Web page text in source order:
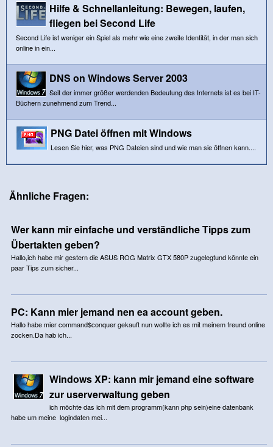
Hilfe & Schnellanleitung: Bewegen, laufen,
fliegen bei Second Life
Second Life ist weniger ein Spiel als mehr wie eine zweite Identität, in der man sich
online in ein...
DNS on Windows Server 2003
Seit der immer größer werdenden Bedeutung des Internets ist es bei IT-
Büchern zunehmend zum Trend...
PNG Datei öffnen mit Windows
Lesen Sie hier, was PNG Dateien sind und wie man sie öffnen kann....
Ähnliche Fragen:
Wer kann mir einfache und verständliche Tipps zum
Übertakten geben?
Hallo,ich habe mir gestern die ASUS ROG Matrix GTX 580P zugelegtund könnte ein
paar Tips zum sicher...
PC: Kann mier jemand nen ea account geben.
Hallo habe mier command$conquer gekauft nun wollte ich es mit meinem freund online
zocken.Da hab ich...
Windows XP: kann mir jemand eine software
zur userverwaltung geben
ich möchte das ich mit dem programm(kann php sein)eine datenbank
habe um meine logindaten mei...